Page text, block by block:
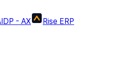
- AX Rise ERP